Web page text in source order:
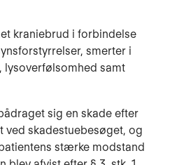
kranie­brud i forbindelse
smerter i
samt
sig en skade efter
ved skadestuebesøget, og
stærke mod­stand